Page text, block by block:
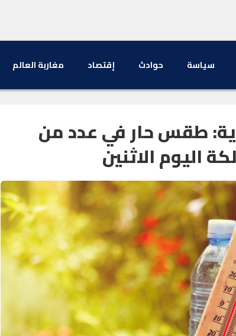
سياسة حوادث إقتصاد مغاربة العالم
طقس حار في عدد من
اليوم الاثنين